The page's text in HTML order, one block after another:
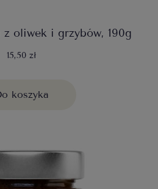
z oliwek i grzybów, 190g
15,50 zł
koszyka